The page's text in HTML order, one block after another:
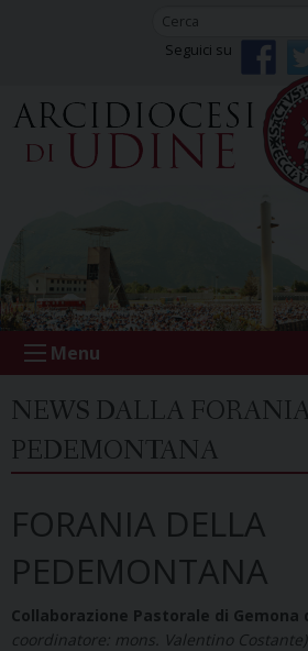
Seguici su
Menu
NEWS DALLA
PEDEMONTANA
FORANIA DELLA
PEDEMONTANA
Collaborazione Pastorale di Gemona
coordinatore: mons. Valentino Costante)